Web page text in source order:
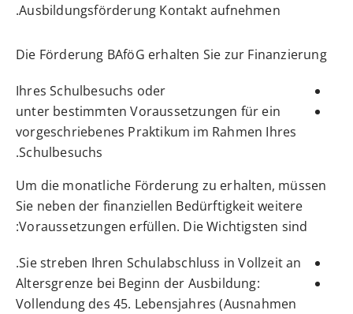
Ausbildungsförderung Kontakt aufnehmen.
Die Förderung BAföG erhalten Sie zur Finanzierung
Ihres Schulbesuchs oder
unter bestimmten Voraussetzungen für ein
vorgeschriebenes Praktikum im Rahmen Ihres
Schulbesuchs.
Um die monatliche Förderung zu erhalten, müssen
Sie neben der finanziellen Bedürftigkeit weitere
Voraussetzungen erfüllen. Die Wichtigsten sind:
Sie streben Ihren Schulabschluss in Vollzeit an.
Altersgrenze bei Beginn der Ausbildung:
Vollendung des 45. Lebensjahres (Ausnahmen